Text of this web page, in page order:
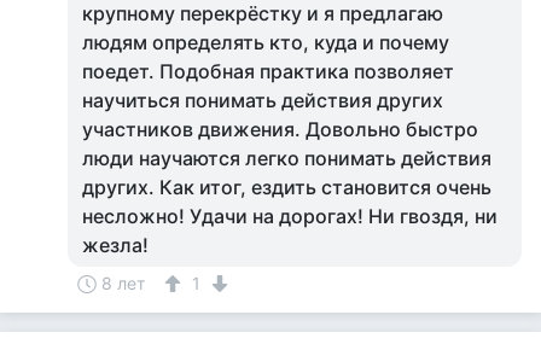
крупному перекрёстку и я предлагаю
людям определять кто, куда и почему
поедет. Подобная практика позволяет
научиться понимать действия других
участников движения. Довольно быстро
люди научаются легко понимать действия
других. Как итог, ездить становится очень
несложно! Удачи на дорогах! Ни гвоздя, ни
жезла!
8 лет 1